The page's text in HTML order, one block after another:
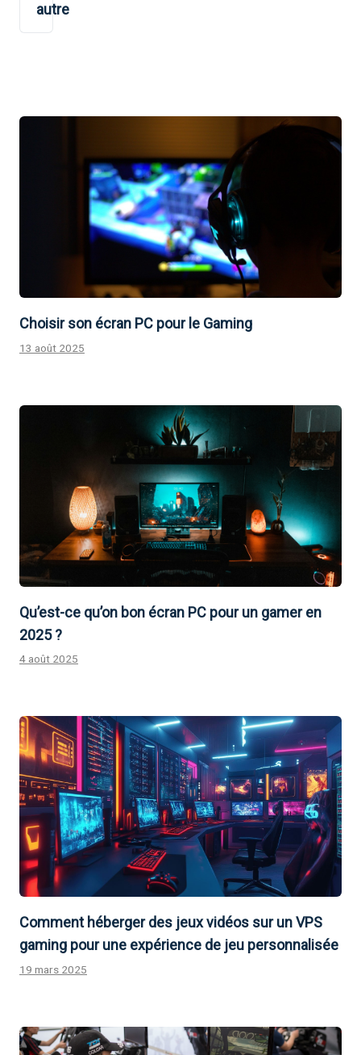
autre
Choisir son écran PC pour le Gaming
13 août 2025
Qu’est-ce qu’on bon écran PC pour un gamer en
2025 ?
4 août 2025
Comment héberger des jeux vidéos sur un VPS
gaming pour une expérience de jeu personnalisée
19 mars 2025